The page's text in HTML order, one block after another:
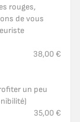
rouges,
de vous
38,00 €
un peu
35,00 €